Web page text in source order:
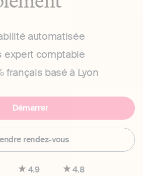
automatisée
expert comptable
français basé à Lyon
Démarrer
rendez-vous
4.9 4.8